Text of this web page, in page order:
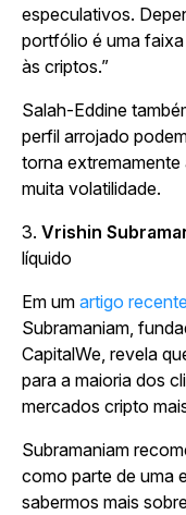
especulativos.
portfólio é uma
às criptos.”
Salah-Eddine
perfil arrojado
torna
muita volatilidade.
3. Vrishin
líquido
Em um artigo
Subramaniam,
CapitalWe, revela
para a maioria dos
mercados cripto
Subramaniam
como parte de uma
sabermos mais